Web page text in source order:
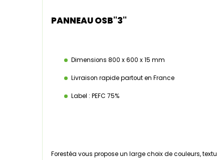
PANNEAU OSB"3"
Dimensions 800 x 600 x 15 mm
Livraison rapide partout en France
Label : PEFC 75%
Forestéa vous propose un large choix de couleurs,